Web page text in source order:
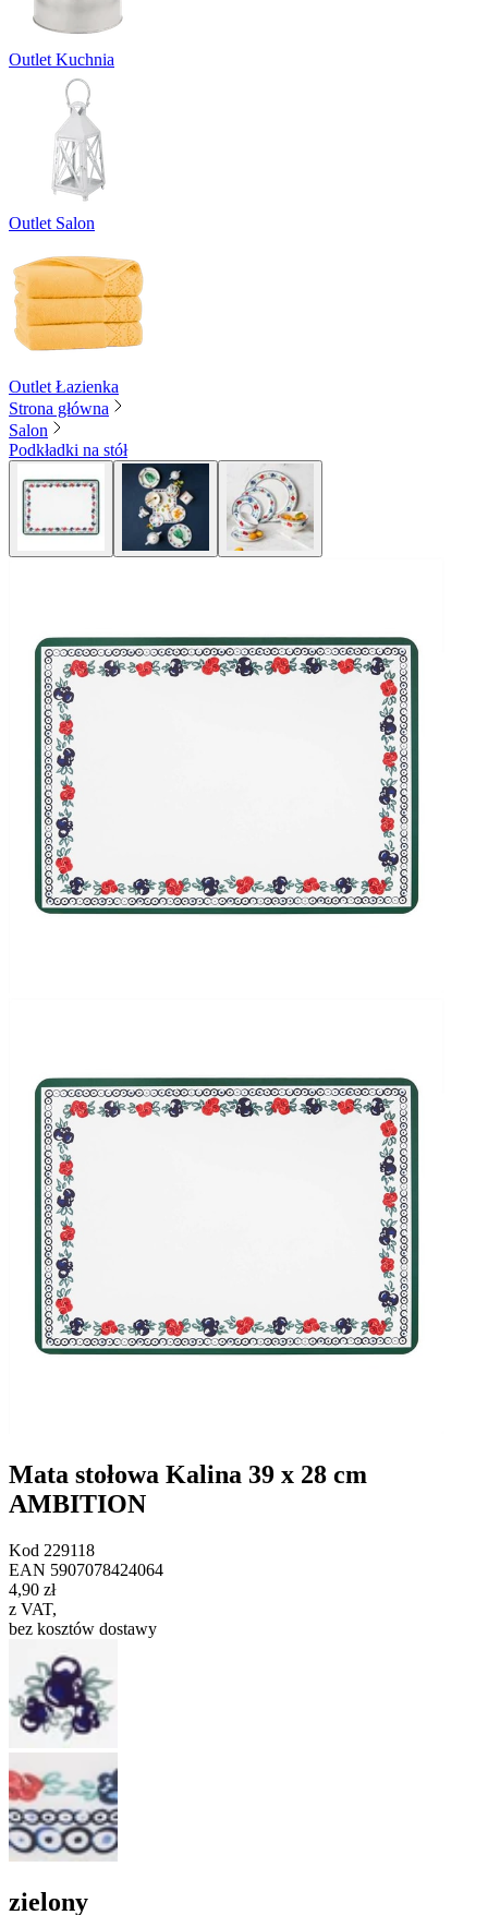
Outlet Kuchnia
Outlet Salon
Outlet Łazienka
Strona główna
Salon
Podkładki na stół
Mata stołowa Kalina 39 x 28 cm
AMBITION
Kod 229118
EAN 5907078424064
4,90 zł
z VAT,
bez kosztów dostawy
zielony